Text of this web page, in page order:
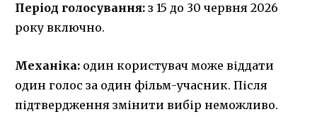
Період голосування: з 15 до 30 червня 2026
року включно.
Механіка: один користувач може віддати
один голос за один фільм-учасник. Після
підтвердження змінити вибір неможливо.